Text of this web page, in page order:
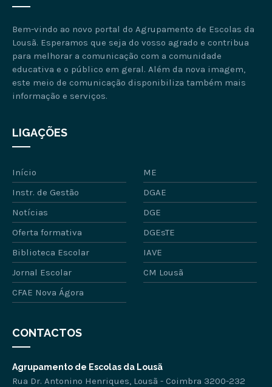
Bem-vindo ao novo portal do Agrupamento de Escolas da
Lousã. Esperamos que seja do vosso agrado e contribua
para melhorar a comunicação com a comunidade
educativa e o público em geral. Além da nova imagem,
este meio de comunicação disponibiliza também mais
informação e serviços.
LIGAÇÕES
Início
ME
Instr. de Gestão
DGAE
Notícias
DGE
Oferta formativa
DGEsTE
Biblioteca Escolar
IAVE
Jornal Escolar
CM Lousã
CFAE Nova Ágora
CONTACTOS
Agrupamento de Escolas da Lousã
Rua Dr. Antonino Henriques, Lousã - Coimbra 3200-232